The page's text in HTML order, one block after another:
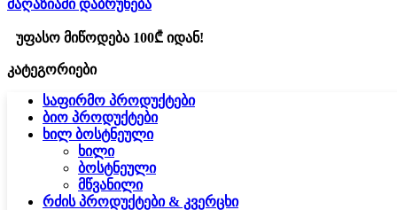
მაღაზიაში დაბრუნება
უფასო მიწოდება 100₾ იდან!
კატეგორიები
საფირმო პროდუქტები
ბიო პროდუქტები
ხილ ბოსტნეული
ხილი
ბოსტნეული
მწვანილი
რძის პროდუქტები & კვერცხი